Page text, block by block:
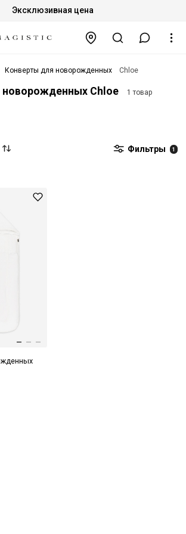
Эксклюзивная цена
Конверты для новорожденных Chloe
новорожденных Chloe 1 товар
Фильтры 1